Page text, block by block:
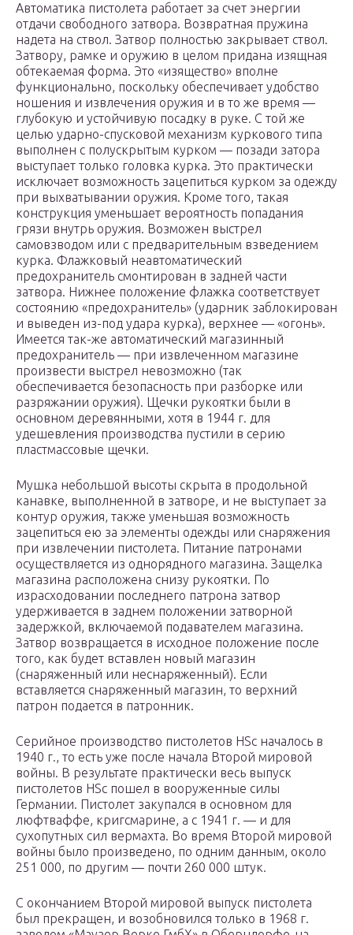
Автоматика пистолета работает за счет энергии
отдачи свободного затвора. Возвратная пружина
надета на ствол. Затвор полностью закрывает ствол.
Затвору, рамке и оружию в целом придана изящная
обтекаемая форма. Это «изящество» вполне
функционально, поскольку обеспечивает удобство
ношения и извлечения оружия и в то же время —
глубокую и устойчивую посадку в руке. С той же
целью ударно-спусковой механизм куркового типа
выполнен с полускрытым курком — позади затора
выступает только головка курка. Это практически
исключает возможность зацепиться курком за одежду
при выхватывании оружия. Кроме того, такая
конструкция уменьшает вероятность попадания
грязи внутрь оружия. Возможен выстрел
самовзводом или с предварительным взведением
курка. Флажковый неавтоматический
предохранитель смонтирован в задней части
затвора. Нижнее положение флажка соответствует
состоянию «предохранитель» (ударник заблокирован
и выведен из-под удара курка), верхнее — «огонь».
Имеется так-же автоматический магазинный
предохранитель — при извлеченном магазине
произвести выстрел невозможно (так
обеспечивается безопасность при разборке или
разряжании оружия). Щечки рукоятки были в
основном деревянными, хотя в 1944 г. для
удешевления производства пустили в серию
пластмассовые щечки.
Мушка небольшой высоты скрыта в продольной
канавке, выполненной в затворе, и не выступает за
контур оружия, также уменьшая возможность
зацепиться ею за элементы одежды или снаряжения
при извлечении пистолета. Питание патронами
осуществляется из однорядного магазина. Защелка
магазина расположена снизу рукоятки. По
израсходовании последнего патрона затвор
удерживается в заднем положении затворной
задержкой, включаемой подавателем магазина.
Затвор возвращается в исходное положение после
того, как будет вставлен новый магазин
(снаряженный или неснаряженный). Если
вставляется снаряженный магазин, то верхний
патрон подается в патронник.
Серийное производство пистолетов HSc началось в
1940 г., то есть уже после начала Второй мировой
войны. В результате практически весь выпуск
пистолетов HSc пошел в вооруженные силы
Германии. Пистолет закупался в основном для
люфтваффе, кригсмарине, а с 1941 г. — и для
сухопутных сил вермахта. Во время Второй мировой
войны было произведено, по одним данным, около
251 000, по другим — почти 260 000 штук.
С окончанием Второй мировой выпуск пистолета
был прекращен, и возобновился только в 1968 г.